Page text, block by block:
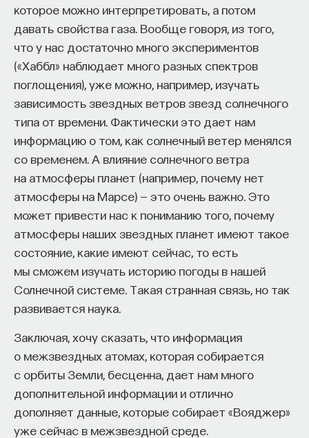
которое можно интерпретировать, а потом
давать свойства газа. Вообще говоря, из того,
что у нас достаточно много экспериментов
(«Хаббл» наблюдает много разных спектров
поглощения), уже можно, например, изучать
зависимость звездных ветров звезд солнечного
типа от времени. Фактически это дает нам
информацию о том, как солнечный ветер менялся
со временем. А влияние солнечного ветра
на атмосферы планет (например, почему нет
атмосферы на Марсе) — это очень важно. Это
может привести нас к пониманию того, почему
атмосферы наших звездных планет имеют такое
состояние, какие имеют сейчас, то есть
мы сможем изучать историю погоды в нашей
Солнечной системе. Такая странная связь, но так
развивается наука.
Заключая, хочу сказать, что информация
о межзвездных атомах, которая собирается
с орбиты Земли, бесценна, дает нам много
дополнительной информации и отлично
дополняет данные, которые собирает «Вояджер»
уже сейчас в межзвездной среде.